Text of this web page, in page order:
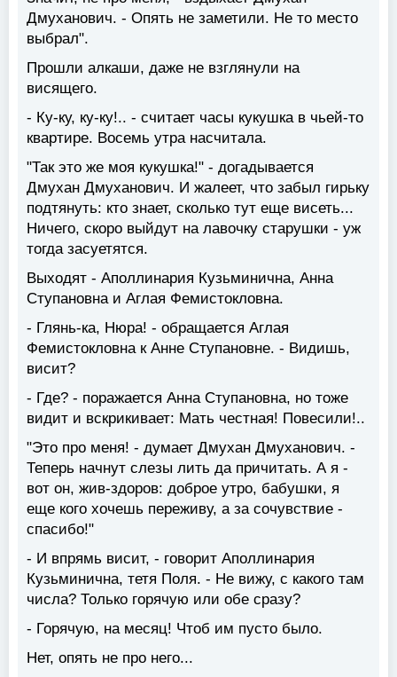
Дмуханович. - Опять не заметили. Не то место
выбрал".
Прошли алкаши, даже не взглянули на
висящего.
- Ку-ку, ку-ку!.. - считает часы кукушка в чьей-то
квартире. Восемь утра насчитала.
"Так это же моя кукушка!" - догадывается
Дмухан Дмуханович. И жалеет, что забыл гирьку
подтянуть: кто знает, сколько тут еще висеть...
Ничего, скоро выйдут на лавочку старушки - уж
тогда засуетятся.
Выходят - Аполлинария Кузьминична, Анна
Ступановна и Аглая Фемистокловна.
- Глянь-ка, Нюра! - обращается Аглая
Фемистокловна к Анне Ступановне. - Видишь,
висит?
- Где? - поражается Анна Ступановна, но тоже
видит и вскрикивает: Мать честная! Повесили!..
"Это про меня! - думает Дмухан Дмуханович. -
Теперь начнут слезы лить да причитать. А я -
вот он, жив-здоров: доброе утро, бабушки, я
еще кого хочешь переживу, а за сочувствие -
спасибо!"
- И впрямь висит, - говорит Аполлинария
Кузьминична, тетя Поля. - Не вижу, с какого там
числа? Только горячую или обе сразу?
- Горячую, на месяц! Чтоб им пусто было.
Нет, опять не про него...